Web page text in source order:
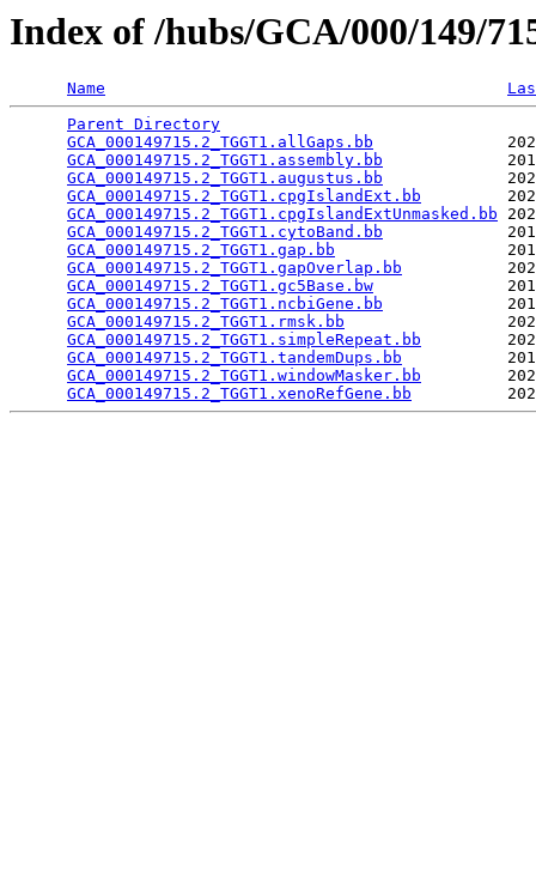
Index of /hubs/GCA/000/149/
Name
Parent Directory
GCA_000149715.2_TGGT1.allGaps.bb
GCA_000149715.2_TGGT1.assembly.bb
GCA_000149715.2_TGGT1.augustus.bb
GCA_000149715.2_TGGT1.cpgIslandExt.bb
GCA_000149715.2_TGGT1.cpgIslandExtUnmasked.bb
GCA_000149715.2_TGGT1.cytoBand.bb
GCA_000149715.2_TGGT1.gap.bb
GCA_000149715.2_TGGT1.gapOverlap.bb
GCA_000149715.2_TGGT1.gc5Base.bw
GCA_000149715.2_TGGT1.ncbiGene.bb
GCA_000149715.2_TGGT1.rmsk.bb
GCA_000149715.2_TGGT1.simpleRepeat.bb
GCA_000149715.2_TGGT1.tandemDups.bb
GCA_000149715.2_TGGT1.windowMasker.bb
GCA_000149715.2_TGGT1.xenoRefGene.bb